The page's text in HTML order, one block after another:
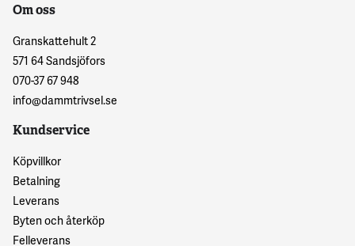
Om oss
Granskattehult 2
571 64 Sandsjöfors
070-37 67 948
info@dammtrivsel.se
Kundservice
Köpvillkor
Betalning
Leverans
Byten och återköp
Felleverans